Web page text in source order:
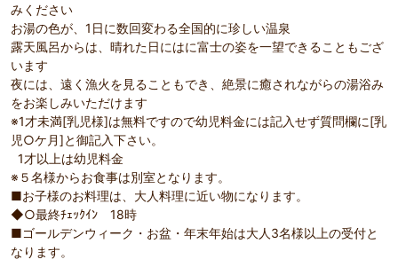
みください
お湯の色が、1日に数回変わる全国的に珍しい温泉
露天風呂からは、晴れた日にはに富士の姿を一望できることもござ
います
夜には、遠く漁火を見ることもでき、絶景に癒されながらの湯浴み
をお楽しみいただけます
※1才未満[乳児様]は無料ですので幼児料金には記入せず質問欄に[乳
児○ケ月]と御記入下さい。
1才以上は幼児料金
※５名様からお食事は別室となります。
■お子様のお料理は、大人料理に近い物になります。
◆○最終ﾁｪｯｸｲﾝ 18時
■ゴールデンウィーク・お盆・年末年始は大人3名様以上の受付と
なります。